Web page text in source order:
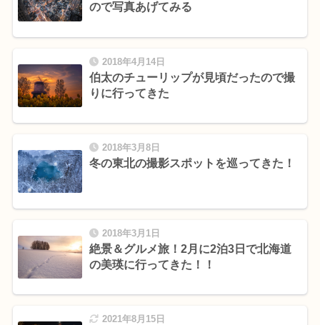
ので写真あげてみる
2018年4月14日
伯太のチューリップが見頃だったので撮
りに行ってきた
2018年3月8日
冬の東北の撮影スポットを巡ってきた！
2018年3月1日
絶景＆グルメ旅！2月に2泊3日で北海道
の美瑛に行ってきた！！
2021年8月15日